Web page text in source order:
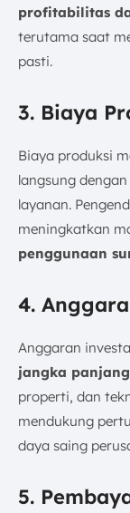
profitabilitas
terutama saat
pasti.
3. Biaya
Biaya produksi
langsung
layanan.
meningkatkan
penggunaan
4.
Anggaran
jangka
properti, dan
mendukung
daya saing
5.